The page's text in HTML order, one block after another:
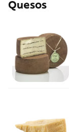
Quesos